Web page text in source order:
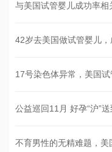
与美国试管婴儿成功率相
42岁去美国做试管婴儿
17号染色体异常，美国
公益巡回11月 好孕“沪”
不育男性的无精难题，美